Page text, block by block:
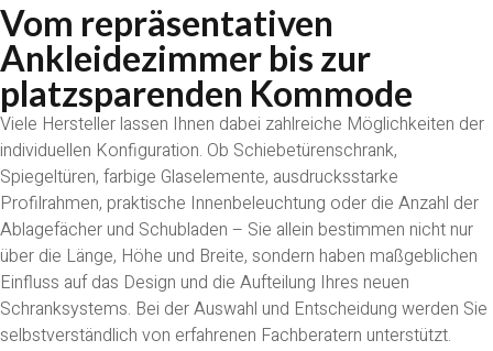
Vom repräsentativen
Ankleidezimmer bis zur
platzsparenden Kommode
Viele Hersteller lassen Ihnen dabei zahlreiche Möglichkeiten der
individuellen Konfiguration. Ob Schiebetürenschrank,
Spiegeltüren, farbige Glaselemente, ausdrucksstarke
Profilrahmen, praktische Innenbeleuchtung oder die Anzahl der
Ablagefächer und Schubladen – Sie allein bestimmen nicht nur
über die Länge, Höhe und Breite, sondern haben maßgeblichen
Einfluss auf das Design und die Aufteilung Ihres neuen
Schranksystems. Bei der Auswahl und Entscheidung werden Sie
selbstverständlich von erfahrenen Fachberatern unterstützt.